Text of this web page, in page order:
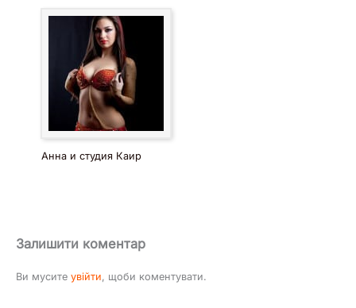
Анна и студия Каир
Залишити коментар
Ви мусите увійти, щоби коментувати.